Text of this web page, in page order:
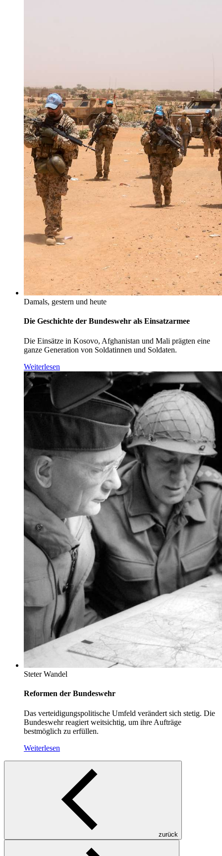
Damals, gestern und heute
Die Geschichte der Bundeswehr als Einsatzarmee
Die Einsätze in Kosovo, Afghanistan und Mali prägten eine
ganze Generation von Soldatinnen und Soldaten.
Weiterlesen
Steter Wandel
Reformen der Bundeswehr
Das verteidigungspolitische Umfeld verändert sich stetig. Die
Bundeswehr reagiert weitsichtig, um ihre Aufträge
bestmöglich zu erfüllen.
Weiterlesen
zurück